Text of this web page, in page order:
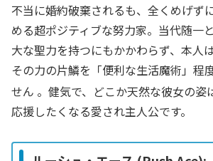
不当に婚約破棄されるも、全くめげず
める超ポジティブな努力家。当代随一
大な聖力を持つにもかかわらず、本人
その力の片鱗を「便利な生活魔術」程
せん 。健気で、どこか天然な彼女の姿
応援したくなる愛され主人公です。